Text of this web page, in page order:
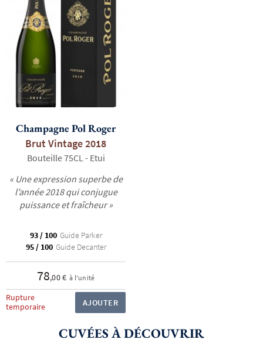
Champagne Pol Roger
Brut Vintage 2018
Bouteille 75CL - Etui
« Une expression superbe de
l’année 2018 qui conjugue
puissance et fraîcheur »
93 / 100 Guide Parker
95 / 100 Guide Decanter
78,00 € à l'unité
Rupture
temporaire
AJOUTER
CUVÉES À DÉCOUVRIR